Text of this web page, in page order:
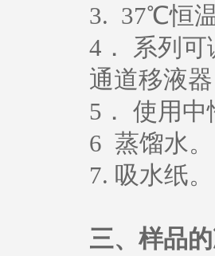
3. 37℃恒
4． 系列
通道移液
5 ． 使用中
6 蒸馏水。
7. 吸水纸。
三、样品